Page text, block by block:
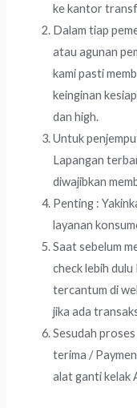
ke kantor
Dalam tiap
atau agunan
kami pasti
keinginan
dan high.
Untuk
Lapangan
diwajibkan
Penting :
layanan
Saat sebelum
check lebih dulu
tercantum di
jika ada
Sesudah
terima /
alat ganti kelak